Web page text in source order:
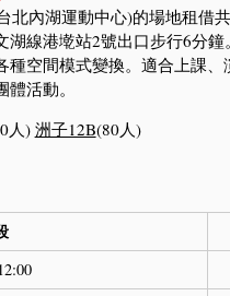
北內湖運動中心)的場地租借
湖線港墘站2號出口步行6分
種空間模式變換。適合上課
活動。
人) 洲子12B(80人)